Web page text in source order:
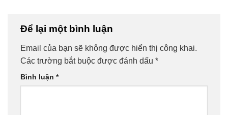
Để lại một bình luận
Email của bạn sẽ không được hiển thị công khai.
Các trường bắt buộc được đánh dấu *
Bình luận *